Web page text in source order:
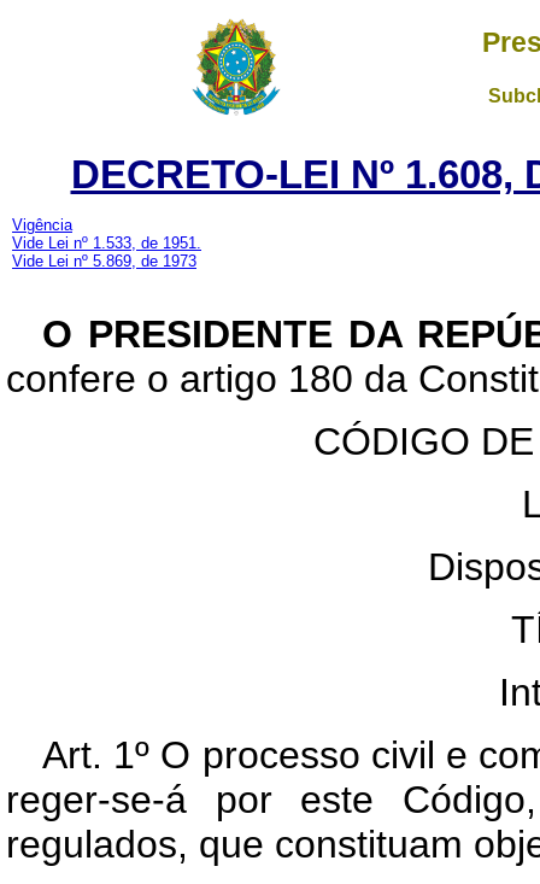
DECRETO-LEI Nº 1.608,
Vigência
Vide Lei nº 1.533, de 1951.
Vide Lei nº 5.869, de 1973
O PRESIDENTE DA
confere o artigo 180 da
CÓDIGO
Art. 1º O processo civil e
reger-se-á por este
regulados, que constituam